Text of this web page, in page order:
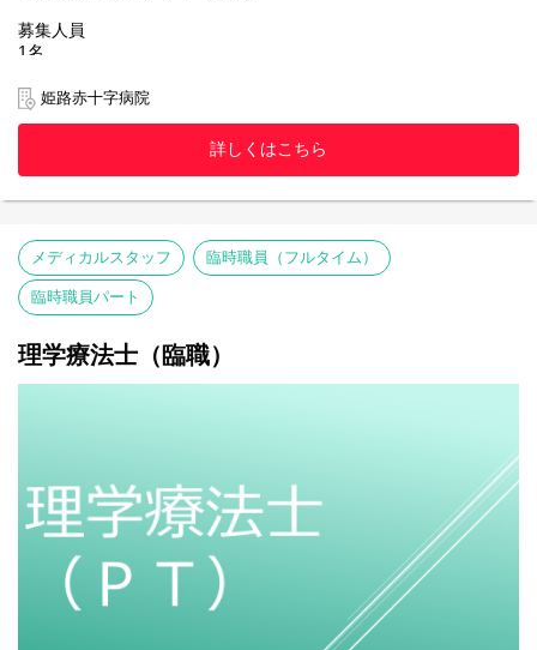
募集人員
1名
採用年月日
随時
管理栄養士免許取得者
本ページ下部の「応募する」よりエントリーの上、
①自筆の履歴書
②管理栄養士免許の写し
※以上の書類を揃えて姫路赤十字病院 人事課人事労務係宛 に郵送
※提出いただきました書類は、合否に関わらず返却できませんの
で、ご了承願います。
随時
選考方法
書類選考、面接
結果発表
面接後2週間以内
姫路赤十字病院
詳しくはこちら
メディカルスタッフ 臨時職員（フルタイム）
臨時職員パート
理学療法士（臨職）